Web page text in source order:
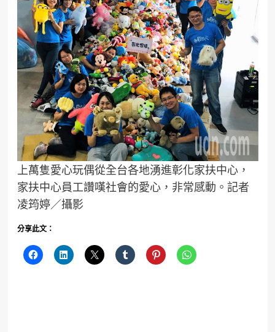
上萬隻愛心玩偶從全台各地湧進彰化家扶中心，
家扶中心員工讚嘆社會的愛心，非常感動。記者
凌筠婷／攝影
分享此文：